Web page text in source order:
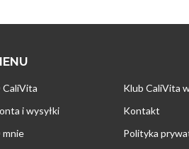
CaliVita
Klub CaliVita
i wysyłki
Kontakt
mnie
Polityka